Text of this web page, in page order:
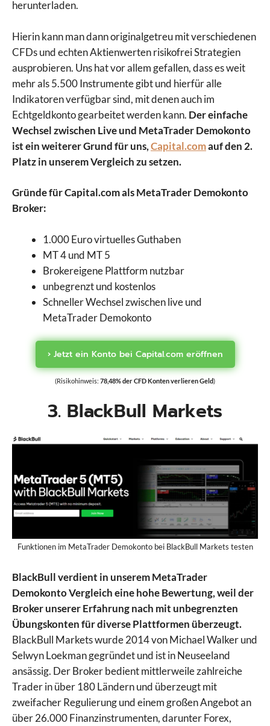
herunterladen.
Hierin kann man dann originalgetreu mit verschiedenen
CFDs und echten Aktienwerten risikofrei Strategien
ausprobieren. Uns hat vor allem gefallen, dass es weit
mehr als 5.500 Instrumente gibt und hierfür alle
Indikatoren verfügbar sind, mit denen auch im
Echtgeldkonto gearbeitet werden kann. Der einfache
Wechsel zwischen Live und MetaTrader Demokonto
ist ein weiterer Grund für uns,Capital.comauf den 2.
Platz in unserem Vergleich zu setzen.
Gründe für Capital.com als MetaTrader Demokonto
Broker:
1.000 Euro virtuelles Guthaben
MT 4 und MT 5
Brokereigene Plattform nutzbar
unbegrenzt und kostenlos
Schneller Wechsel zwischen live und
MetaTrader Demokonto
› Jetzt ein Konto bei Capital.com eröffnen
(Risikohinweis: 78,48% der CFD Konten verlieren Geld)
3. BlackBull Markets
Funktionen im MetaTrader Demokonto bei BlackBull Markets testen
BlackBull verdient in unserem MetaTrader
Demokonto Vergleich eine hohe Bewertung, weil der
Brokerunserer Erfahrung nach mit unbegrenzten
Übungskonten für diverse Plattformen überzeugt.
BlackBull Markets wurde 2014 von Michael Walker und
Selwyn Loekman gegründet und ist in Neuseeland
ansässig. Der Broker bedient mittlerweile zahlreiche
Trader in über 180 Ländern und überzeugt mit
zweifacher Regulierung und einem großen Angebot an
über 26.000 Finanzinstrumenten, darunter Forex,